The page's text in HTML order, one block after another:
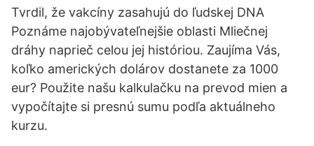
Tvrdil, že vakcíny zasahujú do ľudskej DNA
Poznáme najobývateľnejšie oblasti Mliečnej
dráhy naprieč celou jej históriou. Zaujíma Vás,
koľko amerických dolárov dostanete za 1000
eur? Použite našu kalkulačku na prevod mien a
vypočítajte si presnú sumu podľa aktuálneho
kurzu.